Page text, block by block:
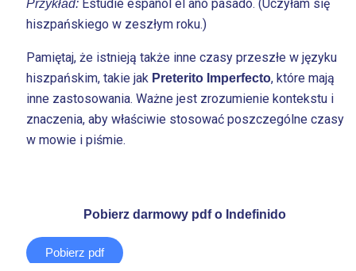
Przykład:Estudié español el año pasado. (Uczyłam się
hiszpańskiego w zeszłym roku.)
Pamiętaj, że istnieją także inne czasy przeszłe w języku
hiszpańskim, takie jak Preterito Imperfecto, które mają
inne zastosowania. Ważne jest zrozumienie kontekstu i
znaczenia, aby właściwie stosować poszczególne czasy
w mowie i piśmie.
Pobierz darmowy pdf o Indefinido
Pobierz pdf